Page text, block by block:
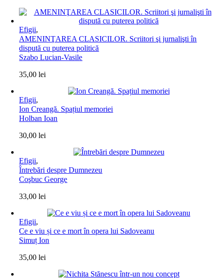
Efigii,
AMENINŢAREA CLASICILOR. Scriitori şi jurnalişti în
dispută cu puterea politică
Szabo Lucian-Vasile
35,00lei
Efigii,
Ion Creangă. Spațiul memoriei
Holban Ioan
30,00lei
Efigii,
Întrebări despre Dumnezeu
Coşbuc George
33,00lei
Efigii,
Ce e viu și ce e mort în opera lui Sadoveanu
Simuț Ion
35,00lei